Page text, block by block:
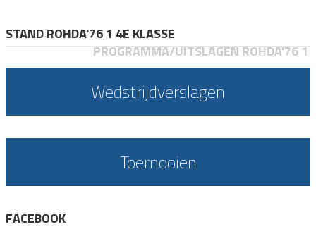
STAND ROHDA'76 1 4E KLASSE
PROGRAMMA/UITSLAGEN ROHDA'76 1
Wedstrijdverslagen
Toernooien
FACEBOOK